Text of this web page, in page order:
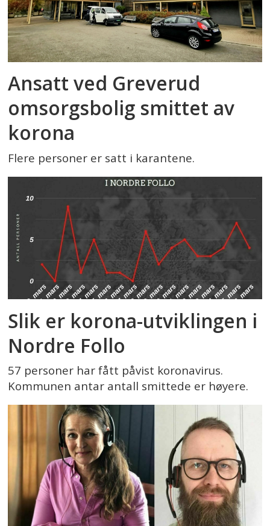
Ansatt ved Greverud
omsorgsbolig smittet av
korona
Flere personer er satt i karantene.
Slik er korona-utviklingen i
Nordre Follo
57 personer har fått påvist koronavirus.
Kommunen antar antall smittede er høyere.